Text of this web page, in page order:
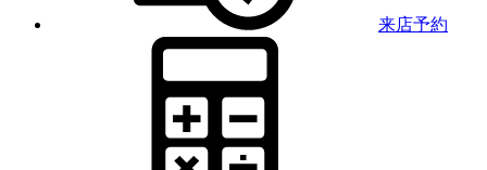
来店予約